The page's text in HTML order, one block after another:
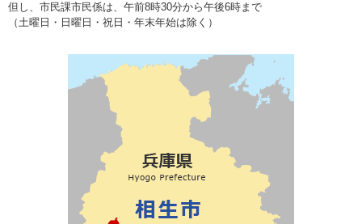
但し、市民課市民係は、午前8時30分から午後6時まで
（土曜日・日曜日・祝日・年末年始は除く）